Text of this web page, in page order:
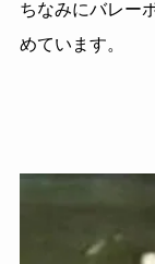
ちなみにバレー
めています。